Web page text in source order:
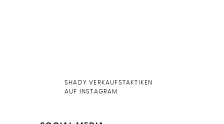
SHADY VERKAUFSTAKTIKEN
AUF INSTAGRAM